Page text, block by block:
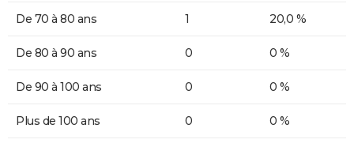
De 70 à 80 ans 1 20,0 %
De 80 à 90 ans 0 0 %
De 90 à 100 ans 0 0 %
Plus de 100 ans 0 0 %